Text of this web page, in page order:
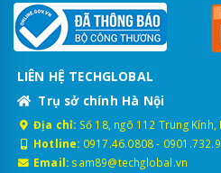
LIÊN HỆ TECHGLOBAL
Trụ sở chính Hà Nội
Địa chỉ: Số 18, ngõ 112 Trung Kính,
Hotline: 0917.46.0808-
Email: sam89@techglobal.vn